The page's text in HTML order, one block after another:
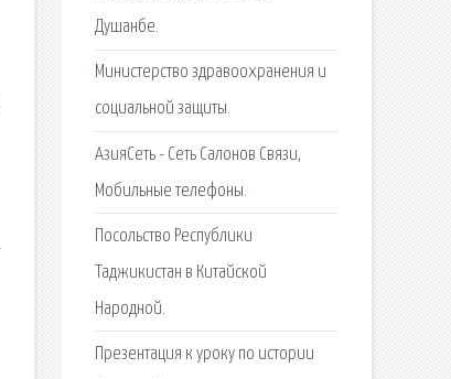
Душанбе.
Министерство здравоохранения и
социальной защиты.
АзияСеть - Сеть Салонов Связи,
Мобильные телефоны.
Посольство Республики
Таджикистан в Китайской
Народной.
Презентация к уроку по истории